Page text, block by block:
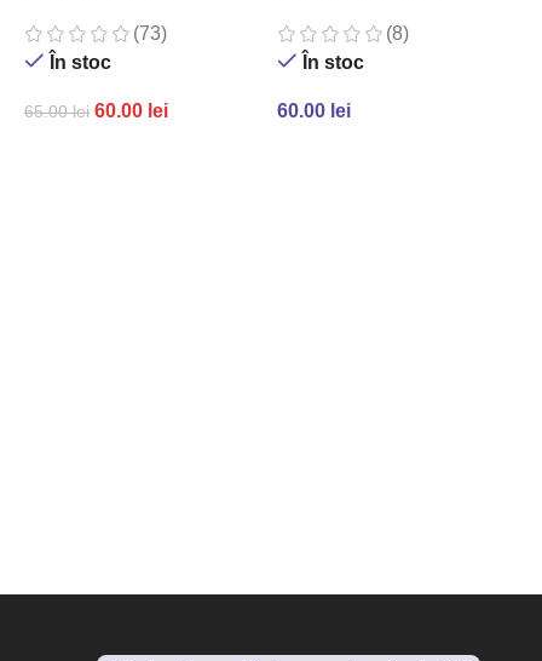
(73)
În stoc
65.00lei 60.00 lei
(8)
În stoc
60.00 lei